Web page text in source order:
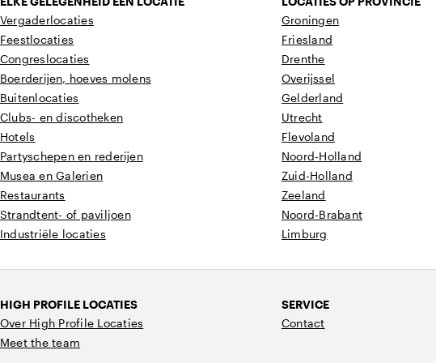
Vergaderlocaties
Feestlocaties
Congreslocaties
Boerderijen, hoeves molens
Buitenlocaties
Clubs- en discotheken
Hotels
Partyschepen en rederijen
Musea en Galerien
Restaurants
Strandtent- of paviljoen
Industriële locaties
Groningen
Friesland
Drenthe
Overijssel
Gelderland
Utrecht
Flevoland
Noord-Holland
Zuid-Holland
Zeeland
Noord-Brabant
Limburg
HIGH PROFILE LOCATIES
Over High Profile Locaties
Meet the team
SERVICE
Contact